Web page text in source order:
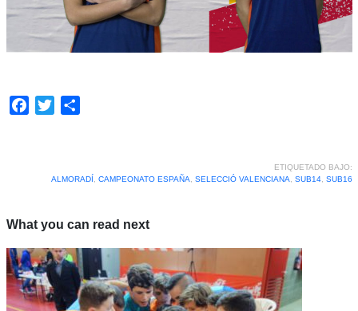
Facebook
Twitter
ETIQUETADO BAJO:
ALMORADÍ, CAMPEONATO ESPAÑA, SELECCIÓ VALENCIANA, SUB14, SUB16
What you can read next